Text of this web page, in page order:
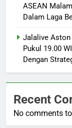
ASEAN
Dalam Laga
Jalalive Aston
Pukul 19.00
Dengan
Recent
No comments